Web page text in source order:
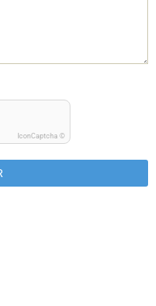
IconCaptcha ©